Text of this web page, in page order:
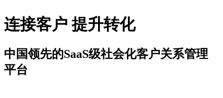
连接客户 提升转化
中国领先的SaaS级社会化客户关系管理
平台